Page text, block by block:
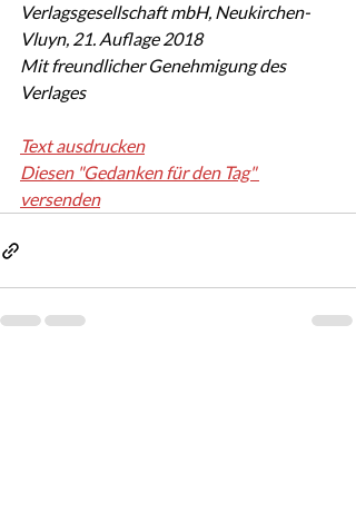
Verlagsgesellschaft mbH, Neukirchen-
Vluyn, 21. Auflage 2018
Mit freundlicher Genehmigung des
Verlages
Text ausdrucken
Diesen "Gedanken für den Tag"
versenden